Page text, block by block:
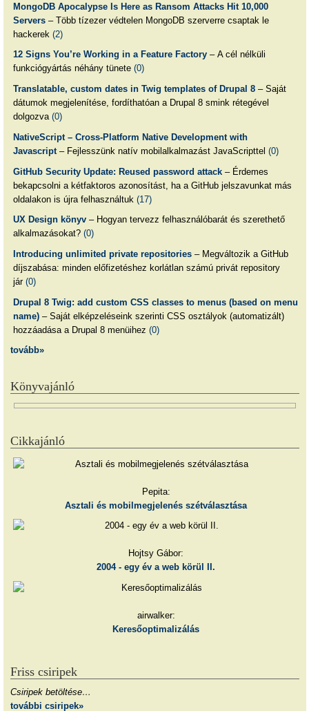
MongoDB Apocalypse Is Here as Ransom Attacks Hit 10,000
Servers– Több tízezer védtelen MongoDB szerverre csaptak le
hackerek (2)
12 Signs You’re Working in a Feature Factory– A cél nélküli
funkciógyártás néhány tünete (0)
Translatable, custom dates in Twig templates of Drupal 8– Saját
dátumok megjelenítése, fordíthatóan a Drupal 8 smink rétegével
dolgozva (0)
NativeScript – Cross-Platform Native Development with
Javascript– Fejlesszünk natív mobilalkalmazást JavaScripttel (0)
GitHub Security Update: Reused password attack– Érdemes
bekapcsolni a kétfaktoros azonosítást, ha a GitHub jelszavunkat más
oldalakon is újra felhasználtuk (17)
UX Design könyv– Hogyan tervezz felhasználóbarát és szerethető
alkalmazásokat? (0)
Introducing unlimited private repositories– Megváltozik a GitHub
díjszabása: minden előfizetéshez korlátlan számú privát repository
jár (0)
Drupal 8 Twig: add custom CSS classes to menus (based on menu
name)– Saját elképzeléseink szerinti CSS osztályok (automatizált)
hozzáadása a Drupal 8 menüihez (0)
tovább»
Könyvajánló
Cikkajánló
Pepita:
Asztali és mobilmegjelenés szétválasztása
Hojtsy Gábor:
2004 - egy év a web körül II.
airwalker:
Keresőoptimalizálás
Friss csiripek
Csiripek betöltése…
további csiripek»